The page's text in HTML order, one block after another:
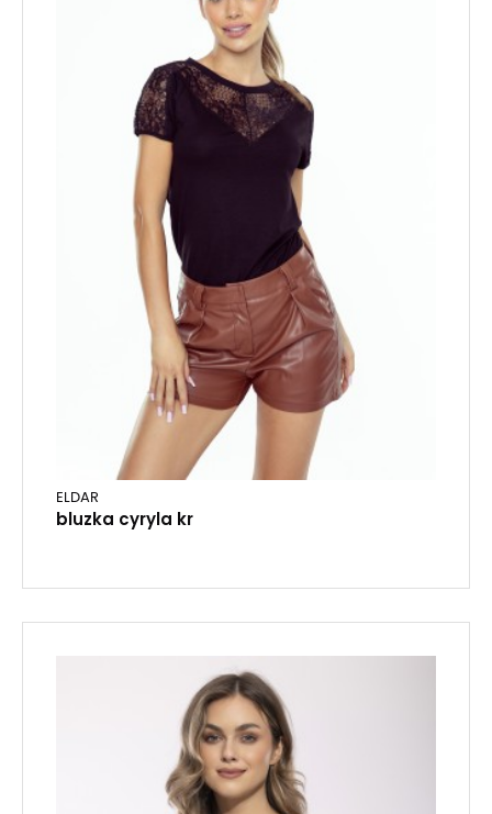
ELDAR
bluzka cyryla kr